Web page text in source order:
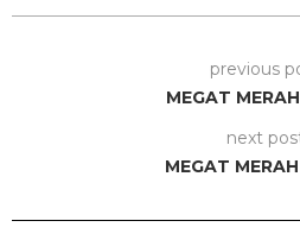
previous
MEGAT
next
MEGAT